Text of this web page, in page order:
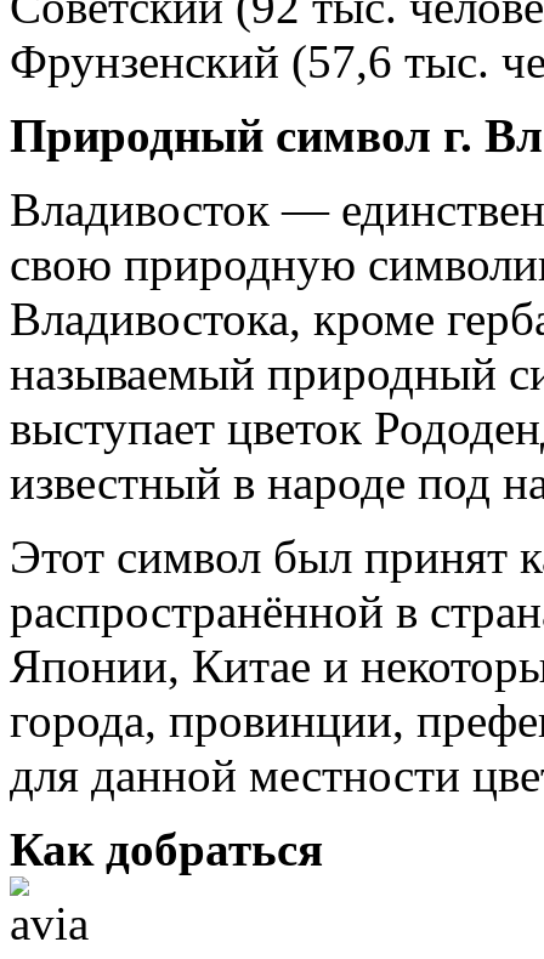
Фрунзенский (57,6 тыс.
Природный символ г.
Владивосток —
свою природную
Владивостока, кроме
называемый природный
выступает цветок
известный в народе под
Этот символ был принят
распространённой в
Японии, Китае и
города, провинции,
для данной местности
Как добраться